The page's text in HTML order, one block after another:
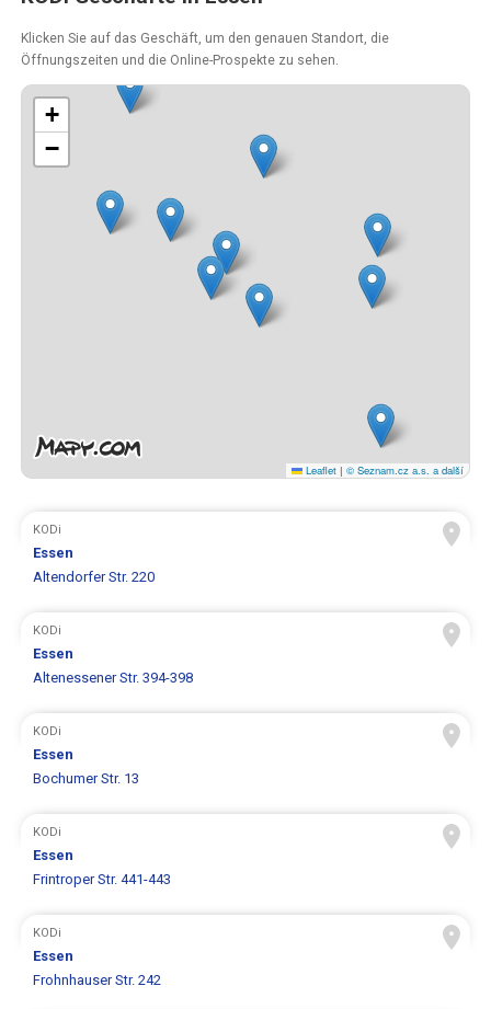
Klicken Sie auf das Geschäft, um den genauen Standort, die
Öffnungszeiten und die Online-Prospekte zu sehen.
+
−
Leaflet | © Seznam.cz a.s. a další
KODi
Essen
Altendorfer Str. 220
KODi
Essen
Altenessener Str. 394-398
KODi
Essen
Bochumer Str. 13
KODi
Essen
Frintroper Str. 441-443
KODi
Essen
Frohnhauser Str. 242